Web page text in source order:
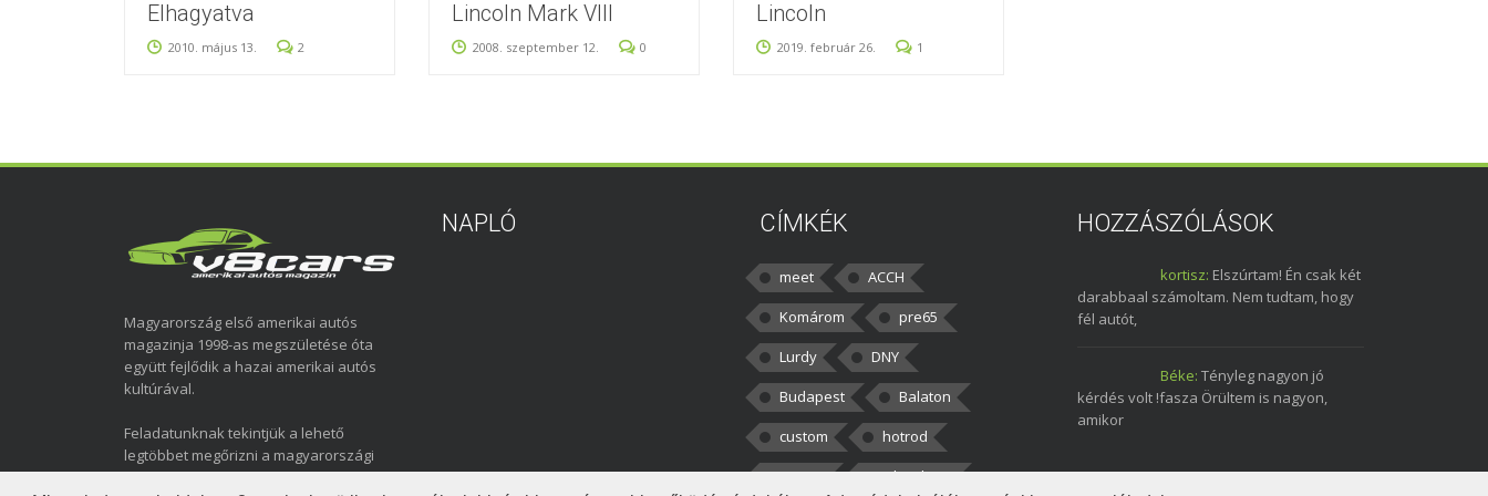
Elhagyatva
2010. május 13. 2
Lincoln Mark VIII
2008. szeptember 12. 0
Lincoln
2019. február 26. 1
Magyarország első amerikai autós
magazinja 1998-as megszületése óta
együtt fejlődik a hazai amerikai autós
kultúrával.
Feladatunknak tekintjük a lehető
legtöbbet megőrizni a magyarországi
amerikai autózás elmúlt közel három
NAPLÓ CÍMKÉK
meet
ACCH
Komárom
pre65
Lurdy
DNY
Budapest
Balaton
custom
hotrod
v8cars
50brothers
HOZZÁSZÓLÁSOK
kortisz: Elszúrtam! Én csak két
darabbaal számoltam. Nem tudtam, hogy
fél autót,
Béke: Tényleg nagyon jó
kérdés volt !fasza Örültem is nagyon,
amikor